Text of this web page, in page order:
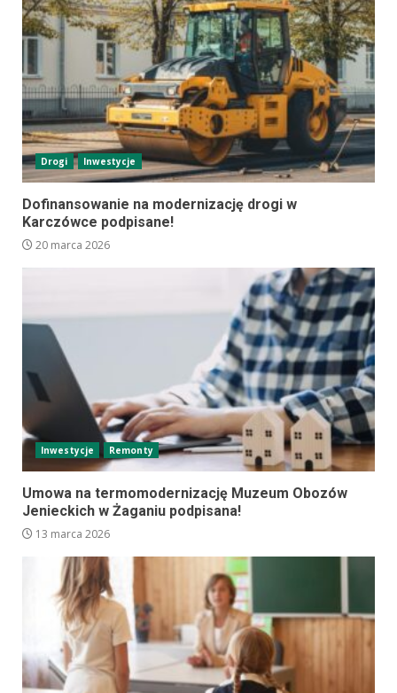
Drogi Inwestycje
Dofinansowanie na modernizację drogi w
Karczówce podpisane!
20 marca 2026
Inwestycje Remonty
Umowa na termomodernizację Muzeum Obozów
Jenieckich w Żaganiu podpisana!
13 marca 2026